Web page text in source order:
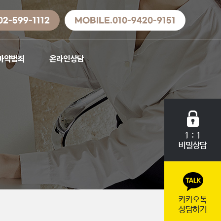
599-1112 MOBILE.010-9420-9151
약범죄 온라인상담